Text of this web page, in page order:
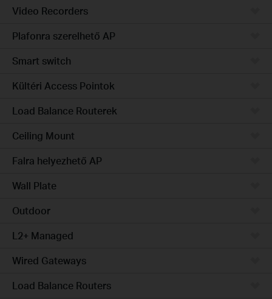
Video Recorders
Plafonra szerelhető AP
Smart switch
Kültéri Access Pointok
Load Balance Routerek
Ceiling Mount
Falra helyezhető AP
Wall Plate
Outdoor
L2+ Managed
Wired Gateways
Load Balance Routers